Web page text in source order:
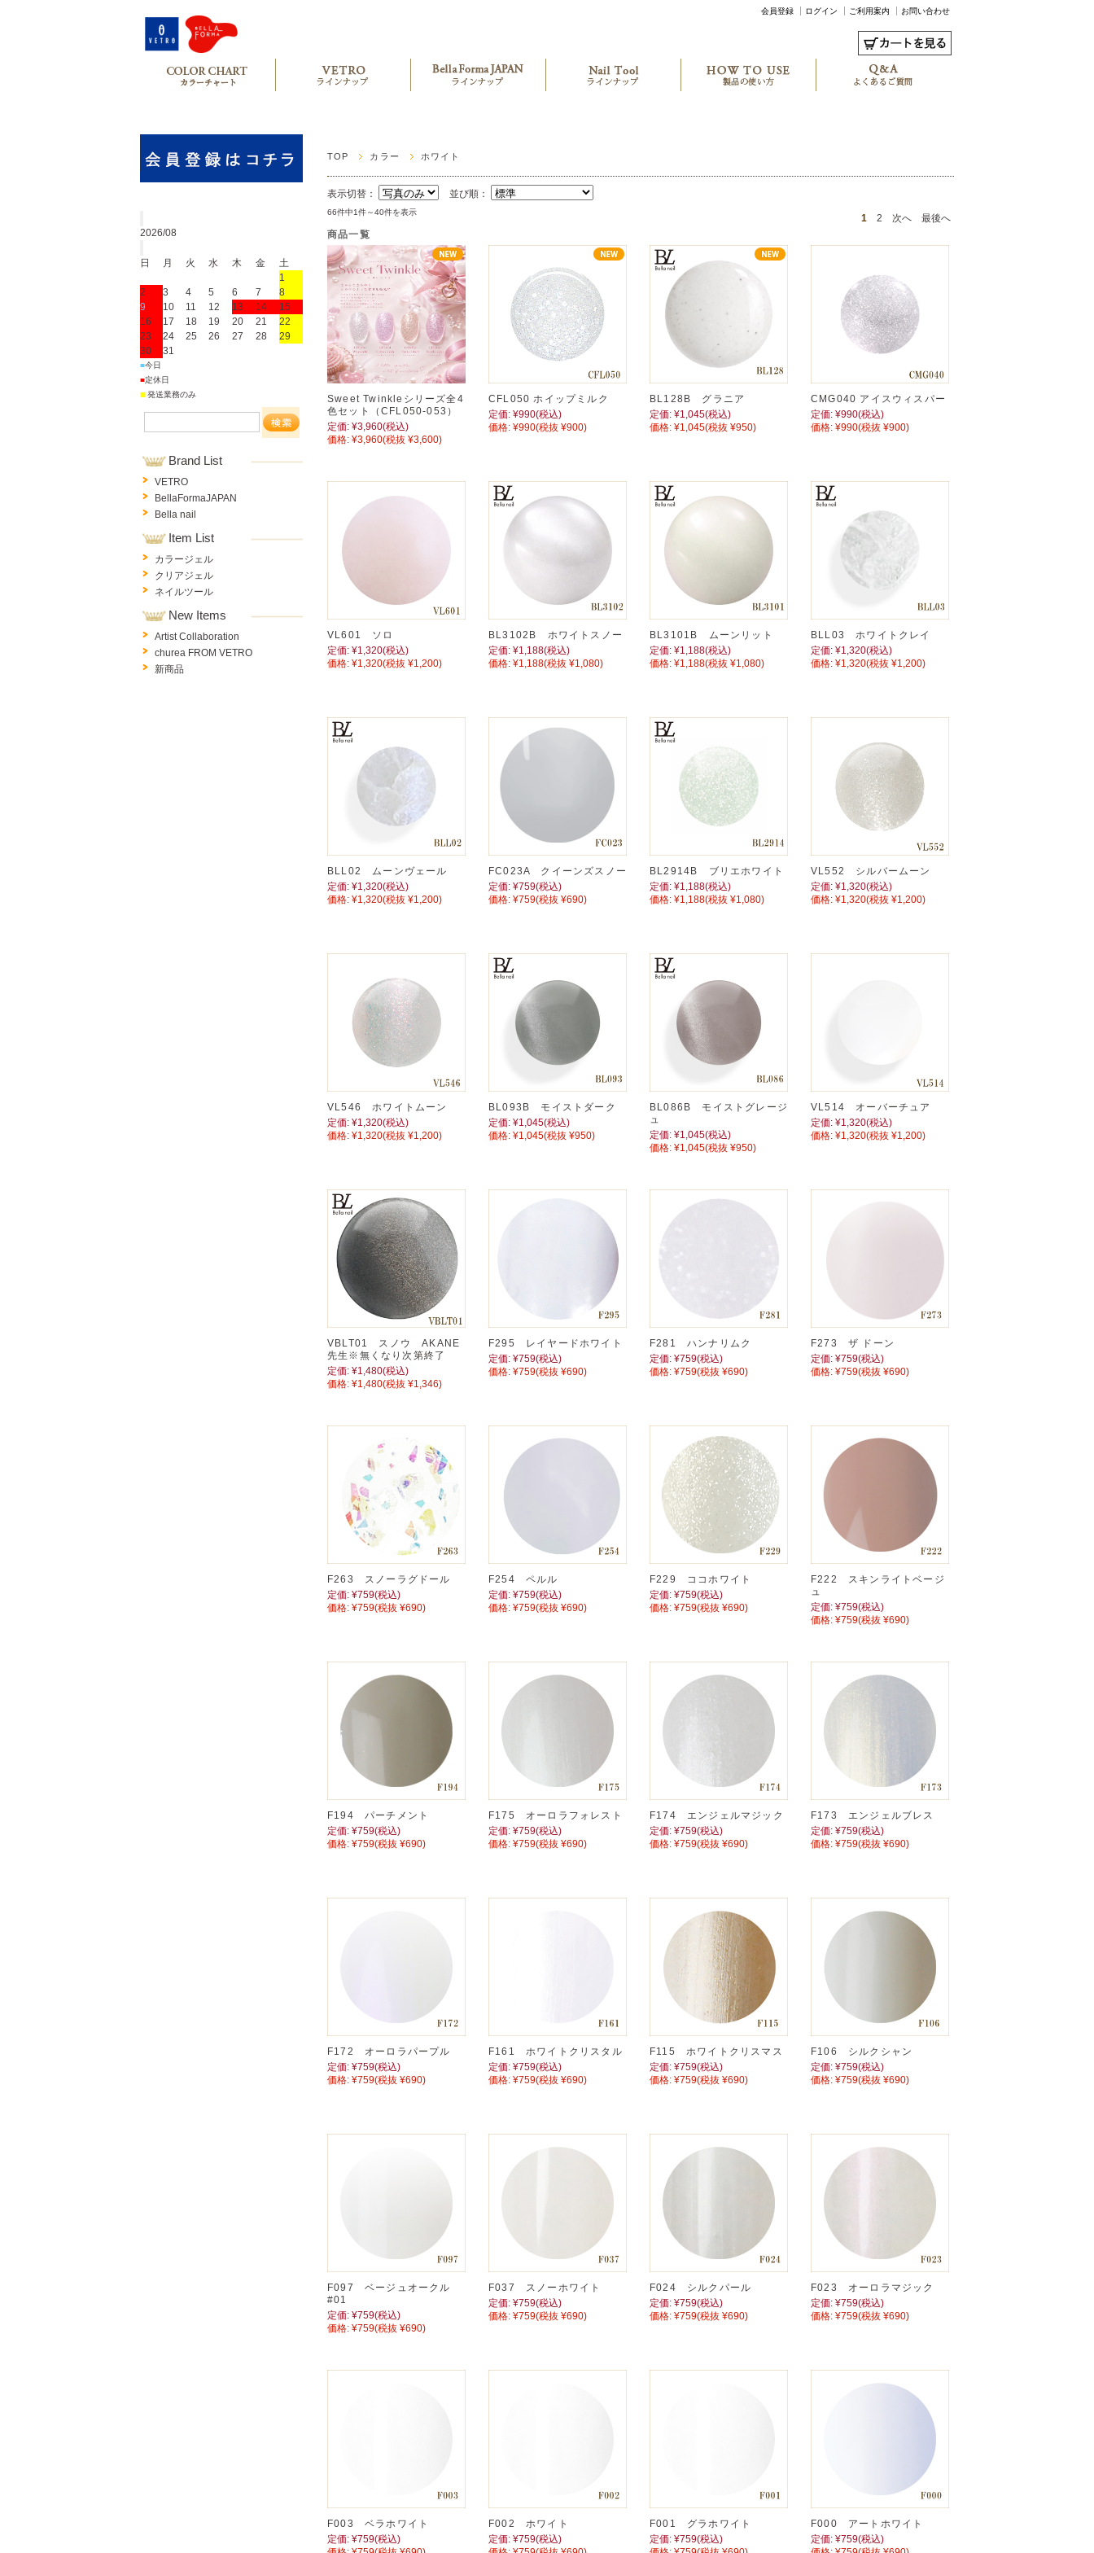
会員登録 ログイン ご利用案内 お問い合わせ
TOP カラー ホワイト
表示切替： 並び順：
66件中1件～40件を表示
1 2 次へ 最後へ
商品一覧
Sweet Twinkleシリーズ全4
色セット（CFL050-053）
定価: ¥3,960(税込)
価格: ¥3,960(税抜 ¥3,600)
CFL050 ホイップミルク
定価: ¥990(税込)
価格: ¥990(税抜 ¥900)
BL128B グラニア
定価: ¥1,045(税込)
価格: ¥1,045(税抜 ¥950)
CMG040 アイスウィスパー
定価: ¥990(税込)
価格: ¥990(税抜 ¥900)
VL601 ソロ
定価: ¥1,320(税込)
価格: ¥1,320(税抜 ¥1,200)
BL3102B ホワイトスノー
定価: ¥1,188(税込)
価格: ¥1,188(税抜 ¥1,080)
BL3101B ムーンリット
定価: ¥1,188(税込)
価格: ¥1,188(税抜 ¥1,080)
BLL03 ホワイトクレイ
定価: ¥1,320(税込)
価格: ¥1,320(税抜 ¥1,200)
BLL02 ムーンヴェール
定価: ¥1,320(税込)
価格: ¥1,320(税抜 ¥1,200)
FC023A クイーンズスノー
定価: ¥759(税込)
価格: ¥759(税抜 ¥690)
BL2914B ブリエホワイト
定価: ¥1,188(税込)
価格: ¥1,188(税抜 ¥1,080)
VL552 シルバームーン
定価: ¥1,320(税込)
価格: ¥1,320(税抜 ¥1,200)
VL546 ホワイトムーン
定価: ¥1,320(税込)
価格: ¥1,320(税抜 ¥1,200)
BL093B モイストダーク
定価: ¥1,045(税込)
価格: ¥1,045(税抜 ¥950)
BL086B モイストグレージ
ュ
定価: ¥1,045(税込)
価格: ¥1,045(税抜 ¥950)
VL514 オーバーチュア
定価: ¥1,320(税込)
価格: ¥1,320(税抜 ¥1,200)
VBLT01 スノウ AKANE
先生※無くなり次第終了
定価: ¥1,480(税込)
価格: ¥1,480(税抜 ¥1,346)
F295 レイヤードホワイト
定価: ¥759(税込)
価格: ¥759(税抜 ¥690)
F281 ハンナリムク
定価: ¥759(税込)
価格: ¥759(税抜 ¥690)
F273 ザ ドーン
定価: ¥759(税込)
価格: ¥759(税抜 ¥690)
F263 スノーラグドール
定価: ¥759(税込)
価格: ¥759(税抜 ¥690)
F254 ペルル
定価: ¥759(税込)
価格: ¥759(税抜 ¥690)
F229 ココホワイト
定価: ¥759(税込)
価格: ¥759(税抜 ¥690)
F222 スキンライトベージ
ュ
定価: ¥759(税込)
価格: ¥759(税抜 ¥690)
F194 パーチメント
定価: ¥759(税込)
価格: ¥759(税抜 ¥690)
F175 オーロラフォレスト
定価: ¥759(税込)
価格: ¥759(税抜 ¥690)
F174 エンジェルマジック
定価: ¥759(税込)
価格: ¥759(税抜 ¥690)
F173 エンジェルブレス
定価: ¥759(税込)
価格: ¥759(税抜 ¥690)
F172 オーロラパープル
定価: ¥759(税込)
価格: ¥759(税抜 ¥690)
F161 ホワイトクリスタル
定価: ¥759(税込)
価格: ¥759(税抜 ¥690)
F115 ホワイトクリスマス
定価: ¥759(税込)
価格: ¥759(税抜 ¥690)
F106 シルクシャン
定価: ¥759(税込)
価格: ¥759(税抜 ¥690)
F097 ベージュオークル
#01
定価: ¥759(税込)
価格: ¥759(税抜 ¥690)
F037 スノーホワイト
定価: ¥759(税込)
価格: ¥759(税抜 ¥690)
F024 シルクパール
定価: ¥759(税込)
価格: ¥759(税抜 ¥690)
F023 オーロラマジック
定価: ¥759(税込)
価格: ¥759(税抜 ¥690)
F003 ベラホワイト
定価: ¥759(税込)
F002 ホワイト
定価: ¥759(税込)
F001 グラホワイト
定価: ¥759(税込)
F000 アートホワイト
定価: ¥759(税込)
2026/08
日 月 火 水 木 金
土
1
2
3 4 5 6 7
8
9
10 11 12 13 14
15
16
17 18 19 20 21
22
23
24 25 26 27 28
29
30
31
■今日
■定休日
■発送業務のみ
Brand List
VETRO
BellaFormaJAPAN
Bella nail
Item List
カラージェル
クリアジェル
ネイルツール
New Items
Artist Collaboration
churea FROM VETRO
新商品